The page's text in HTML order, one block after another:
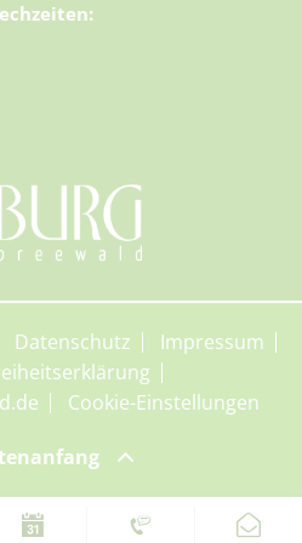
Datenschutz
Impressum
Cookie-Einstellungen